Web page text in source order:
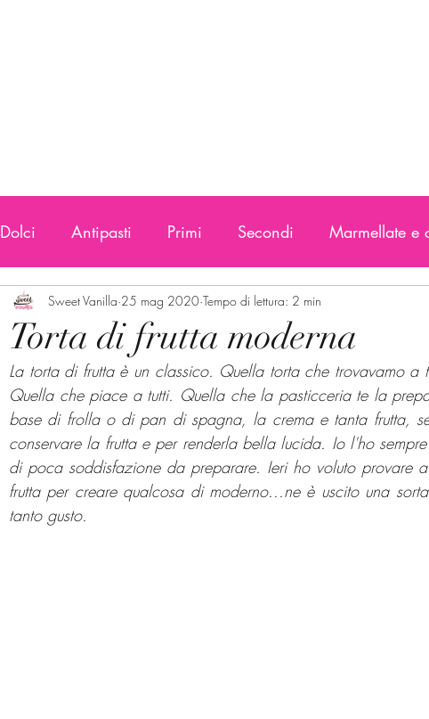
Dolci Antipasti Primi Secondi Marmellate e
Torta di frutta moderna
Sweet Vanilla 25 mag 2020 Tempo di lettura: 2 min
La torta di frutta è un classico. Quella torta che trovavamo a
Quella che piace a tutti. Quella che la pasticceria te la
base di frolla o di pan di spagna, la crema e tanta frutta,
conservare la frutta e per renderla bella lucida. Io l'ho
di poca soddisfazione da preparare. Ieri ho voluto provare
frutta per creare qualcosa di moderno...ne è uscito una
tanto gusto.